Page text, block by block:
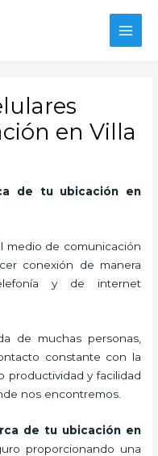
en Villa
de tu ubicación
en
medio de comunicación
conexión de manera
y de internet
de muchas personas,
constante con la
productividad y facilidad
nos encontremos.
de tu ubicación en
proporcionando una